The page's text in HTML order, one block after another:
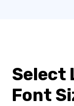
Select
Font